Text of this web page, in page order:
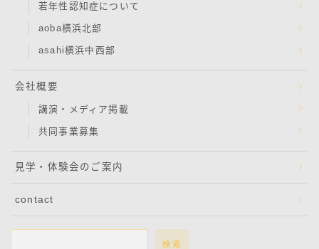
若年性認知症について
aoba横浜北部
asahi横浜中西部
会社概要
講演・メディア掲載
共同事業募集
見学・体験会のご案内
contact
検索